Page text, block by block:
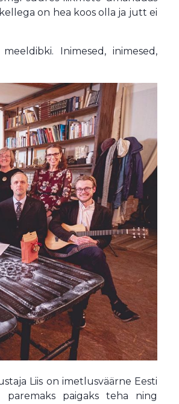
on hea koos olla ja jutt ei
Inimesed, inimesed,
Liis on imetlusväärne Eesti
paigaks teha ning